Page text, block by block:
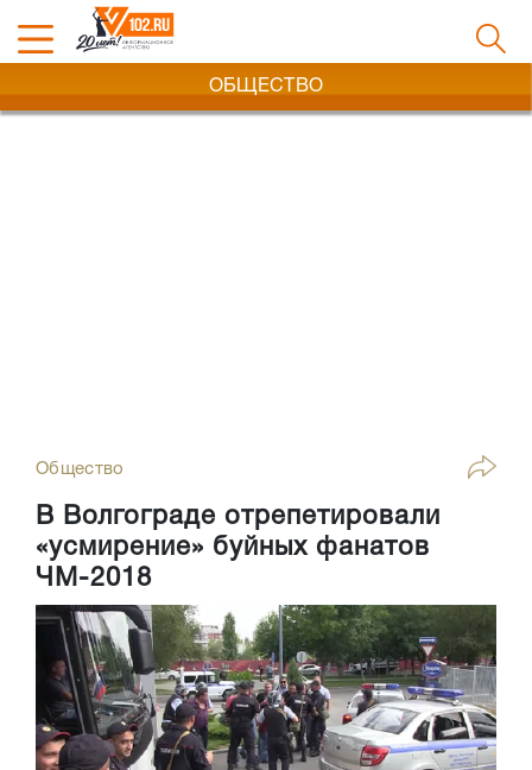
ОБЩЕСТВО
Общество
В Волгограде отрепетировали
«усмирение» буйных фанатов
ЧМ-2018